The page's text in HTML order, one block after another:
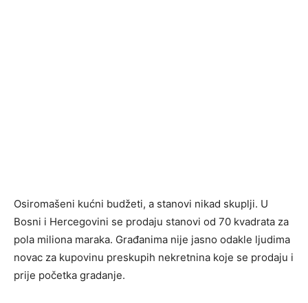
Osiromašeni kućni budžeti, a stanovi nikad skuplji. U
Bosni i Hercegovini se prodaju stanovi od 70 kvadrata za
pola miliona maraka. Građanima nije jasno odakle ljudima
novac za kupovinu preskupih nekretnina koje se prodaju i
prije početka gradanje.